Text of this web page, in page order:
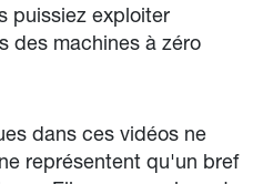
puissiez exploiter
des machines à zéro
dans ces vidéos ne
représentent qu'un bref